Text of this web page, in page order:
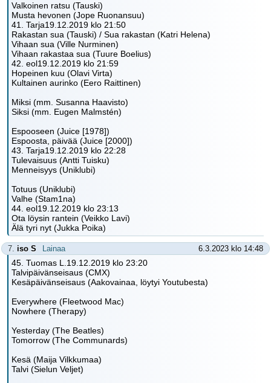
Valkoinen ratsu (Tauski)
Musta hevonen (Jope Ruonansuu)
41. Tarja19.12.2019 klo 21:50
Rakastan sua (Tauski) / Sua rakastan (Katri Helena)
Vihaan sua (Ville Nurminen)
Vihaan rakastaa sua (Tuure Boelius)
42. eol19.12.2019 klo 21:59
Hopeinen kuu (Olavi Virta)
Kultainen aurinko (Eero Raittinen)
Miksi (mm. Susanna Haavisto)
Siksi (mm. Eugen Malmstén)
Espooseen (Juice [1978])
Espoosta, päivää (Juice [2000])
43. Tarja19.12.2019 klo 22:28
Tulevaisuus (Antti Tuisku)
Menneisyys (Uniklubi)
Totuus (Uniklubi)
Valhe (Stam1na)
44. eol19.12.2019 klo 23:13
Ota löysin rantein (Veikko Lavi)
Älä tyri nyt (Jukka Poika)
7. iso S Lainaa 6.3.2023 klo 14:48
45. Tuomas L.19.12.2019 klo 23:20
Talvipäivänseisaus (CMX)
Kesäpäivänseisaus (Aakovainaa, löytyi Youtubesta)
Everywhere (Fleetwood Mac)
Nowhere (Therapy)
Yesterday (The Beatles)
Tomorrow (The Communards)
Kesä (Maija Vilkkumaa)
Talvi (Sielun Veljet)